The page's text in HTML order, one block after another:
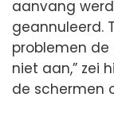
aanvang
geannuleerd.
problemen de
niet aan,” zei
de schermen